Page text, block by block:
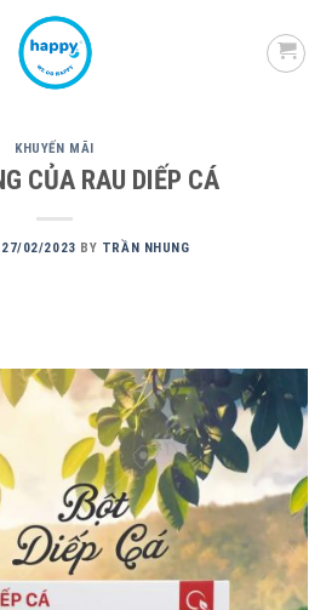
KHUYẾN MÃI
CỦA RAU DIẾP CÁ
27/02/2023 BY TRẦN NHUNG